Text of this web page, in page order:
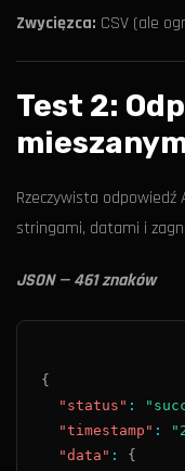
Zwycięzca: CSV (ale
Test 2:
Rzeczywista odpowiedź
stringami, datami i
JSON — 461 znaków
{
"status" :
"timestamp" :
"data" :
{